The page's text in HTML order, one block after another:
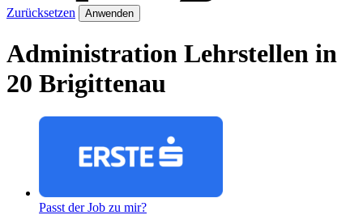
Zurücksetzen Anwenden
Administration Lehrstellen in
20 Brigittenau
Passt der Job zu mir?